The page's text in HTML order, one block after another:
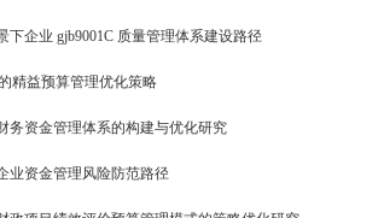
下企业 gjb9001C 质量管理体系建设路径
精益预算管理优化策略
务资金管理体系的构建与优化研究
业资金管理风险防范路径